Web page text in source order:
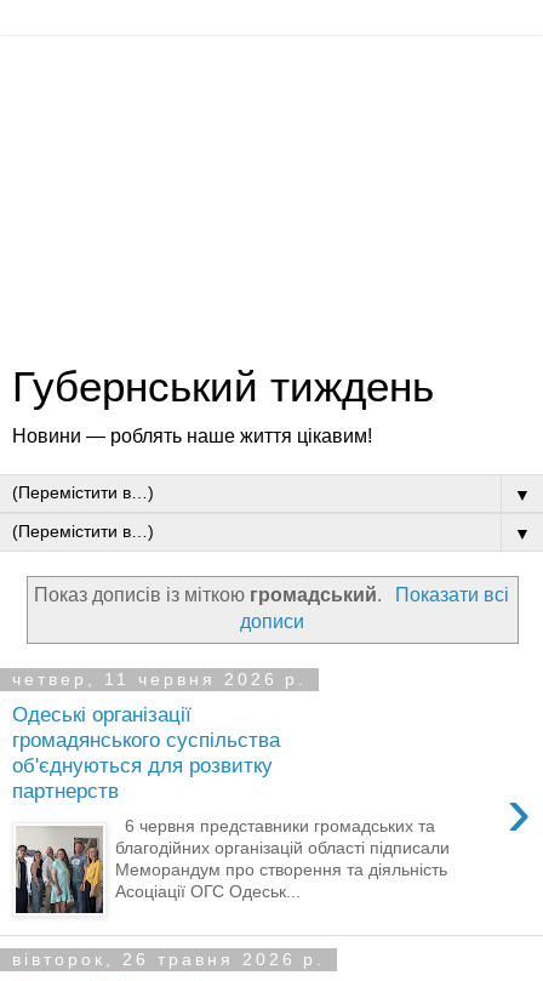
Губернський тиждень
Новини — роблять наше життя цікавим!
▼
▼
Показ дописів із міткою громадський.
Показати всі
дописи
четвер, 11 червня 2026 р.
Одеські організації
громадянського суспільства
об'єднуються для розвитку
партнерств
›
6 червня представники громадських та
благодійних організацій області підписали
Меморандум про створення та діяльність
Асоціації ОГС Одеськ...
вівторок, 26 травня 2026 р.